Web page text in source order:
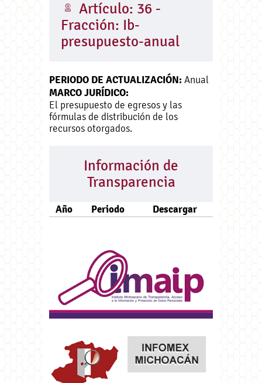
Artículo: 36 -
Fracción: Ib-
presupuesto-anual
PERIODO DE ACTUALIZACIÓN: Anual
MARCO JURÍDICO:
El presupuesto de egresos y las
fórmulas de distribución de los
recursos otorgados.
Información de
Transparencia
Año Periodo Descargar